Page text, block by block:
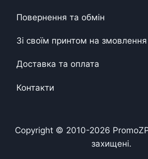
Повернення та обмін
Зі своїм принтом на змовлення
Доставка та оплата
Контакти
Copyright © 2010-2026
захищені.